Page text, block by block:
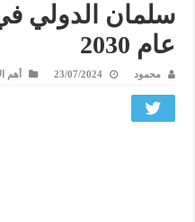
سلمان الدولي
عام 2030
محمود 23/07/2024 أهم